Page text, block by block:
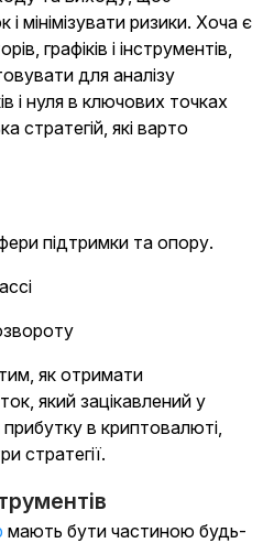
мінімізувати ризики. Хоча є
графіків і інструментів,
для аналізу
і нуля в ключових точках
стратегій, які варто
підтримки та опору.
як отримати
який зацікавлений у
в криптовалюті,
стратегії.
мають бути частиною будь-